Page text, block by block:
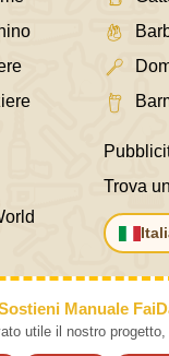
Trova
Manuale
utile il nostro progetto,